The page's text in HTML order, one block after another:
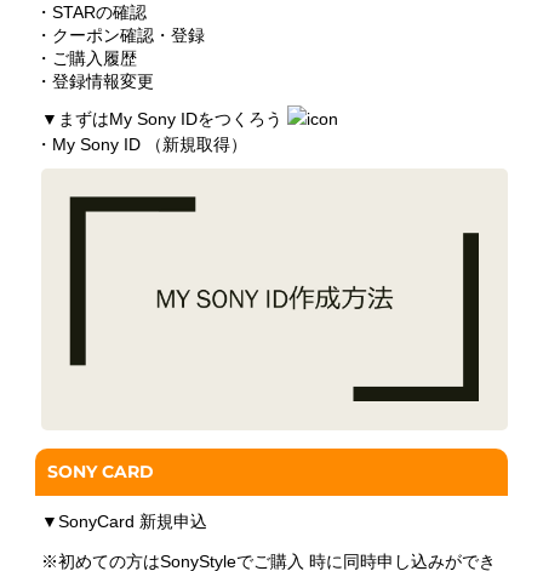
・STARの確認
・クーポン確認・登録
・ご購入履歴
・登録情報変更
▼ まずはMy Sony IDをつくろう
・My Sony ID （新規取得）
SONY CARD
▼SonyCard 新規申込
※初めての方はSonyStyleでご購入 時に同時申し込みができ